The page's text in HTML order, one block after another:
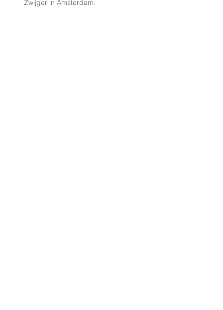
Zwijger in Amsterdam.